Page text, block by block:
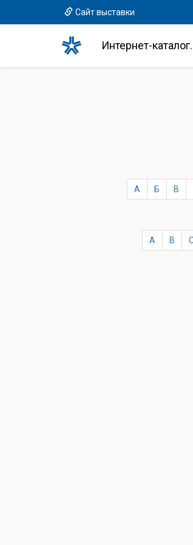
Сайт выставки
Интернет-
А Б В
A B